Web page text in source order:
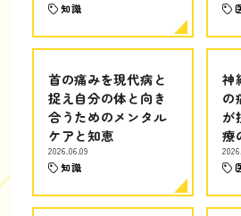
知識
首の痛みを現代病と
捉え自分の体と向き
合うためのメンタル
ケアと知恵
2026.06.09
知識
神
の
が
療